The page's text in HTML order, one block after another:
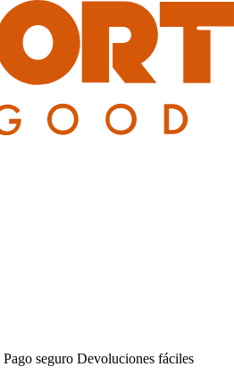
Pago seguro Devoluciones fáciles